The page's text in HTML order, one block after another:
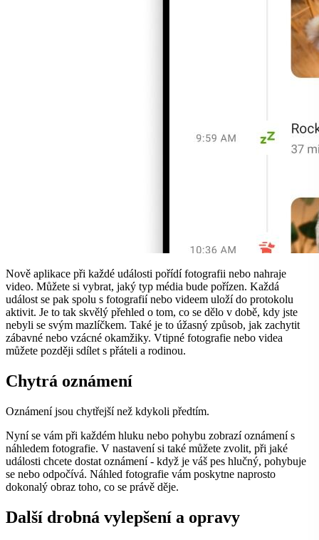
Nově aplikace při každé události pořídí fotografii nebo nahraje
video. Můžete si vybrat, jaký typ média bude pořízen. Každá
událost se pak spolu s fotografií nebo videem uloží do protokolu
aktivit. Je to tak skvělý přehled o tom, co se dělo v době, kdy jste
nebyli se svým mazlíčkem. Také je to úžasný způsob, jak zachytit
zábavné nebo vzácné okamžiky. Vtipné fotografie nebo videa
můžete později sdílet s přáteli a rodinou.
Chytrá oznámení
Oznámení jsou chytřejší než kdykoli předtím.
Nyní se vám při každém hluku nebo pohybu zobrazí oznámení s
náhledem fotografie. V nastavení si také můžete zvolit, při jaké
události chcete dostat oznámení - když je váš pes hlučný, pohybuje
se nebo odpočívá. Náhled fotografie vám poskytne naprosto
dokonalý obraz toho, co se právě děje.
Další drobná vylepšení a opravy